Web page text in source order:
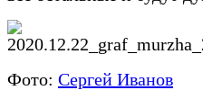
Фото: Сергей Иванов